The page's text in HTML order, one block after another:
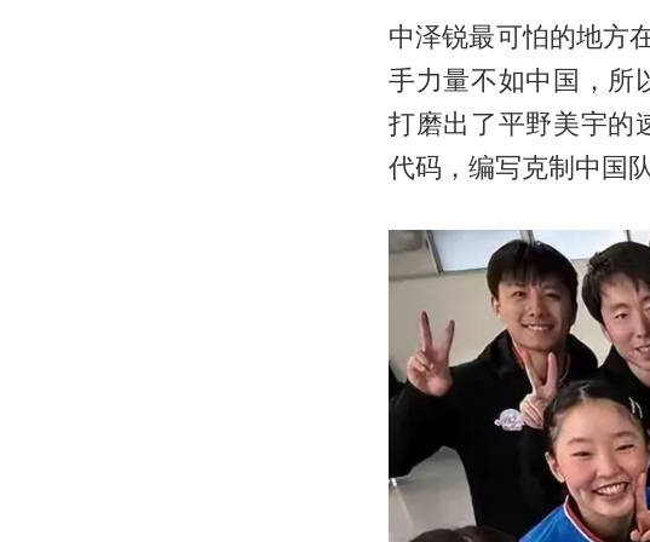
中泽锐最可怕的地方
手力量不如中国，所
打磨出了平野美宇的
代码，编写克制中国